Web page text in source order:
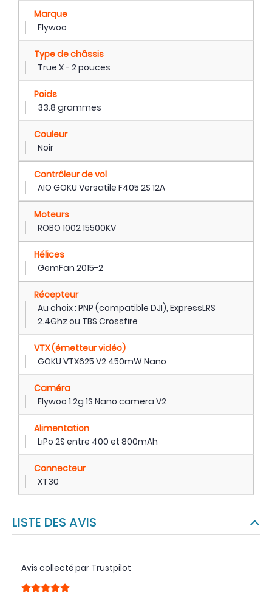
Marque
Flywoo
Type de châssis
True X - 2 pouces
Poids
33.8 grammes
Couleur
Noir
Contrôleur de vol
AIO GOKU Versatile F405 2S 12A
Moteurs
ROBO 1002 15500KV
Hélices
GemFan 2015-2
Récepteur
Au choix : PNP (compatible DJI), ExpressLRS
2.4Ghz ou TBS Crossfire
VTX (émetteur vidéo)
GOKU VTX625 V2 450mW Nano
Caméra
Flywoo 1.2g 1S Nano camera V2
Alimentation
LiPo 2S entre 400 et 800mAh
Connecteur
XT30
LISTE DES AVIS
Avis collecté par Trustpilot